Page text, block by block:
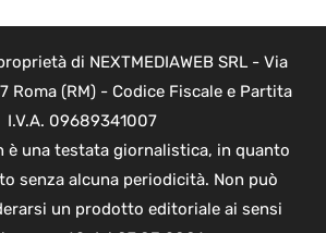
di NEXTMEDIAWEB SRL - Via
Roma (RM) - Codice Fiscale e Partita
I.V.A. 09689341007
è una testata giornalistica, in quanto
senza alcuna periodicità. Non può
un prodotto editoriale ai sensi